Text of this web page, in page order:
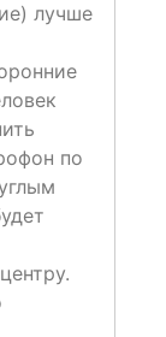
лучше
по